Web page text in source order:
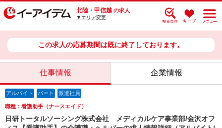
北陸・甲信越 の求人
▼エリア変更
この求人の応募期間は既に終了しております。
仕事情報 企業情報
アルバイト パート 派遣社員
職種：看護助手（ナースエイド）
日研トータルソーシング株式会社 メディカルケア事業部/金沢オフ